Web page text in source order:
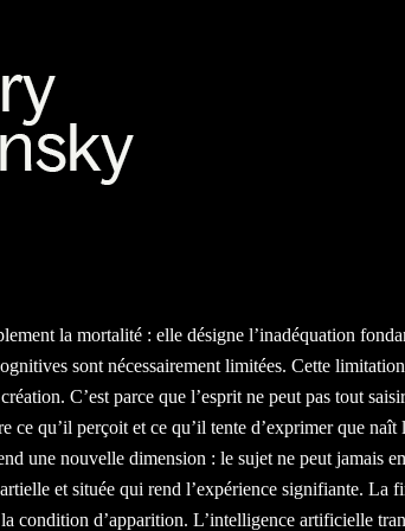
la mortalité : elle désigne l’inadéquation
sont nécessairement limitées. Cette
C’est parce que l’esprit ne peut pas tout
ce qu’il perçoit et ce qu’il tente d’exprimer que
une nouvelle dimension : le sujet ne peut jamais
et située qui rend l’expérience signifiante. La
condition d’apparition. L’intelligence artificielle